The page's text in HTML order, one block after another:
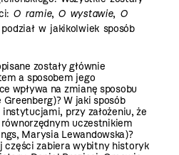
O ramie, O wystawie, O
w jakikolwiek sposób
zostały głównie
a sposobem jego
wpływa na zmianę sposobu
W jaki sposób
przy założeniu, że
uczestnikiem
Marysia Lewandowska)?
części zabiera wybitny historyk